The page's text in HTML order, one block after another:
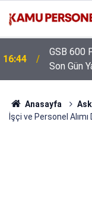
16:44
GSB 600
Son Gün
Anasayfa
İşçi ve Personel